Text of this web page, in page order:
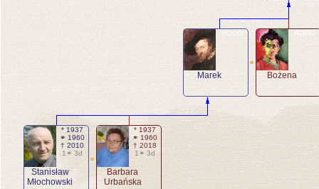
RODO
Marek
⚭
RODO
Bożena
* 1937
⚭ 1960
† 2010
1⚭ 3d
Stanisław
Młochowski
⚭
* 1937
⚭ 1960
† 2018
1⚭ 3d
Barbara
Urbańska